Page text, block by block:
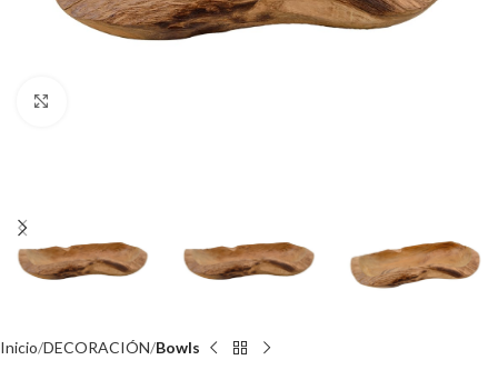
Inicio DECORACIÓN Bowls